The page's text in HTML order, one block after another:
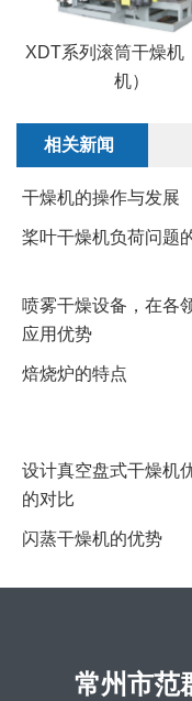
XDT系列滚筒干燥机
机）
相关新闻
干燥机的操作与发展
桨叶干燥机负荷问题
喷雾干燥设备，在各
应用优势
焙烧炉的特点
设计真空盘式干燥机
的对比
闪蒸干燥机的优势
常州市范